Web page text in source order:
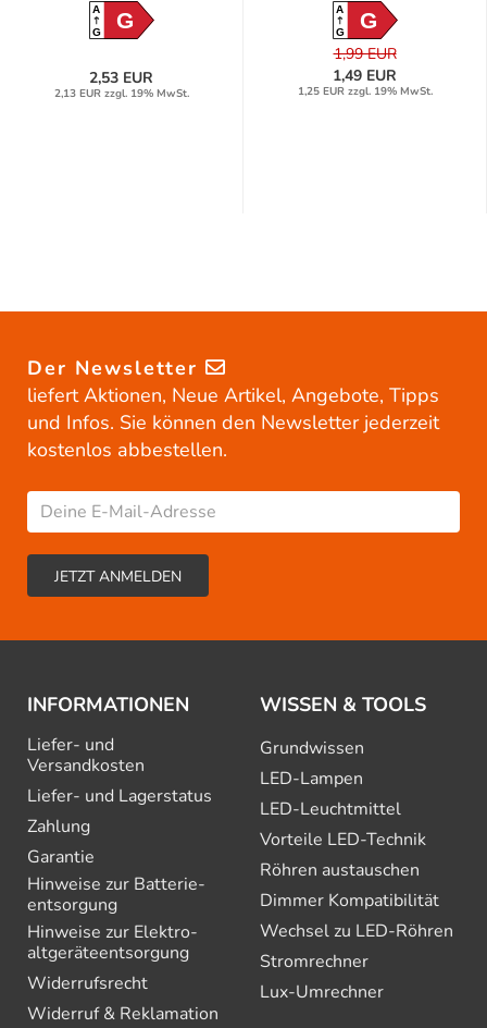
A
GG
2,53 EUR
2,13 EUR zzgl. 19% MwSt.
A
GG
1,99 EUR
1,49 EUR
1,25 EUR zzgl. 19% MwSt.
Der Newsletter
liefert Aktionen, Neue Artikel, Angebote, Tipps
und Infos. Sie können den Newsletter jederzeit
kostenlos abbestellen.
INFORMATIONEN
Liefer- und
Versandkosten
Liefer- und Lagerstatus
Zahlung
Garantie
Hinweise zur Batterie­
entsorgung
Hinweise zur Elektro­
altgeräte­entsorgung
Widerrufsrecht
Widerruf & Reklamation
WISSEN & TOOLS
Grundwissen
LED-Lampen
LED-Leuchtmittel
Vorteile LED-Technik
Röhren austauschen
Dimmer Kompatibilität
Wechsel zu LED-Röhren
Stromrechner
Lux-Umrechner